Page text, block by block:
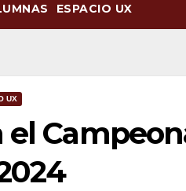
ESPACIO UX
UX